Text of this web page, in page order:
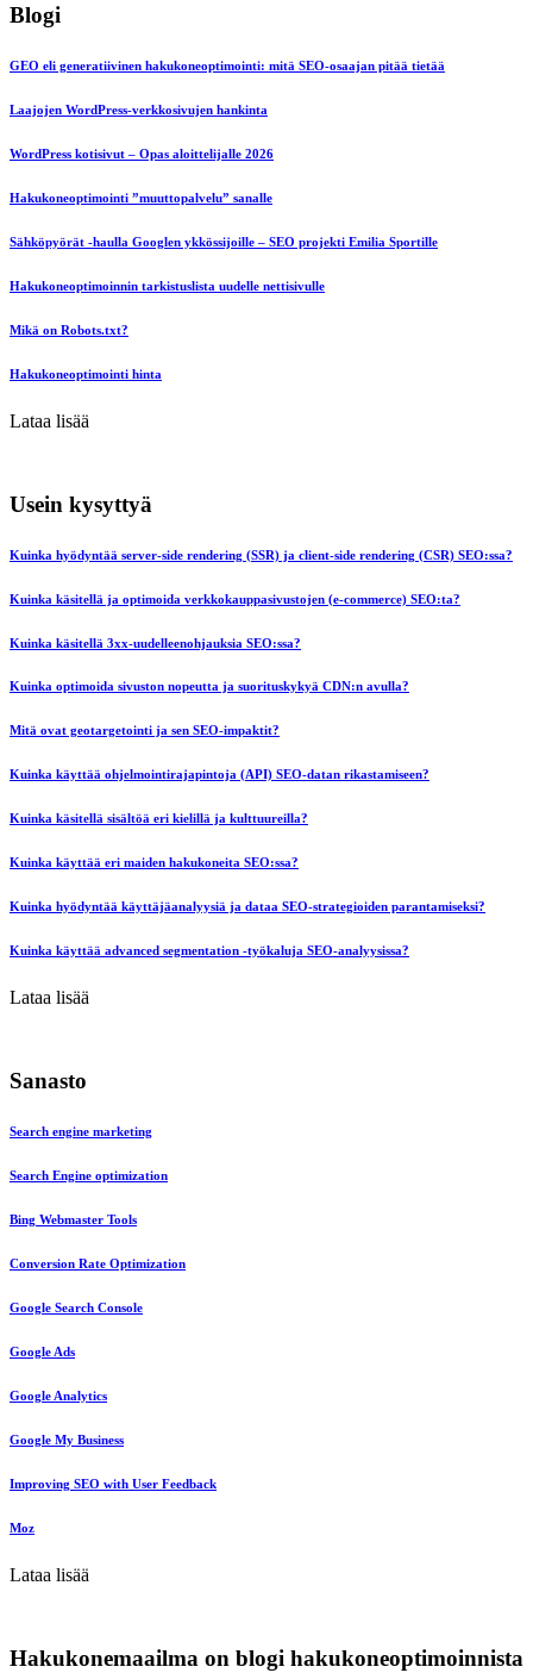
Blogi
GEO eli generatiivinen hakukoneoptimointi: mitä SEO-osaajan pitää tietää
Laajojen WordPress-verkkosivujen hankinta
WordPress kotisivut – Opas aloittelijalle 2026
Hakukoneoptimointi ”muuttopalvelu” sanalle
Sähköpyörät -haulla Googlen ykkössijoille – SEO projekti Emilia Sportille
Hakukoneoptimoinnin tarkistuslista uudelle nettisivulle
Mikä on Robots.txt?
Hakukoneoptimointi hinta
Lataa lisää
Usein kysyttyä
Kuinka hyödyntää server-side rendering (SSR) ja client-side rendering (CSR) SEO:ssa?
Kuinka käsitellä ja optimoida verkkokauppasivustojen (e-commerce) SEO:ta?
Kuinka käsitellä 3xx-uudelleenohjauksia SEO:ssa?
Kuinka optimoida sivuston nopeutta ja suorituskykyä CDN:n avulla?
Mitä ovat geotargetointi ja sen SEO-impaktit?
Kuinka käyttää ohjelmointirajapintoja (API) SEO-datan rikastamiseen?
Kuinka käsitellä sisältöä eri kielillä ja kulttuureilla?
Kuinka käyttää eri maiden hakukoneita SEO:ssa?
Kuinka hyödyntää käyttäjäanalyysiä ja dataa SEO-strategioiden parantamiseksi?
Kuinka käyttää advanced segmentation -työkaluja SEO-analyysissa?
Lataa lisää
Sanasto
Search engine marketing
Search Engine optimization
Bing Webmaster Tools
Conversion Rate Optimization
Google Search Console
Google Ads
Google Analytics
Google My Business
Improving SEO with User Feedback
Moz
Lataa lisää
Hakukonemaailma on blogi hakukoneoptimoinnista